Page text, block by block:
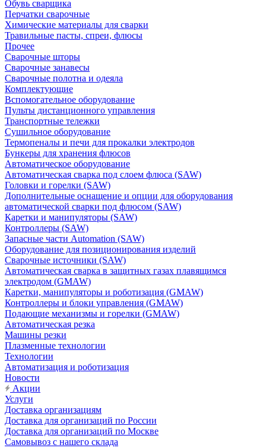
Обувь сварщика
Перчатки сварочные
Химические материалы для сварки
Травильные пасты, спреи, флюсы
Прочее
Сварочные шторы
Сварочные занавесы
Сварочные полотна и одеяла
Комплектующие
Вспомогательное оборудование
Пульты дистанционного управления
Транспортные тележки
Сушильное оборудование
Термопеналы и печи для прокалки электродов
Бункеры для хранения флюсов
Автоматическое оборудование
Автоматическая сварка под слоем флюса (SAW)
Головки и горелки (SAW)
Дополнительные оснащение и опции для оборудования
автоматической сварки под флюсом (SAW)
Каретки и манипуляторы (SAW)
Контроллеры (SAW)
Запасные части Automation (SAW)
Оборудование для позиционирования изделий
Сварочные источники (SAW)
Автоматическая сварка в защитных газах плавящимся
электродом (GMAW)
Каретки, манипуляторы и роботизация (GMAW)
Контроллеры и блоки управления (GMAW)
Подающие механизмы и горелки (GMAW)
Автоматическая резка
Машины резки
Плазменные технологии
Технологии
Автоматизация и роботизация
Новости
Акции
Услуги
Доставка организациям
Доставка для организаций по России
Доставка для организаций по Москве
Самовывоз с нашего склада